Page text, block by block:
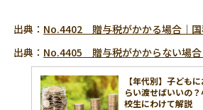
出典： No.4402 贈与税がかかる場合｜
出典： No.4405 贈与税がかからない場
【年代別】子ども
らい渡せばいいの
校生にわけて解説